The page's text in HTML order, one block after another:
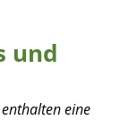
und
eine